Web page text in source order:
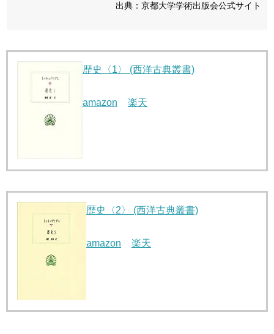
出典：京都大学学術出版会公式サイト
歴史〈1〉 (西洋古典叢書)
amazon 楽天
歴史〈2〉 (西洋古典叢書)
amazon 楽天